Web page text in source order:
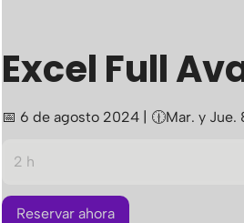
Excel Full
📅 6 de agosto 2024 | 🕧Mar. y Jue.
2 h
Reservar ahora